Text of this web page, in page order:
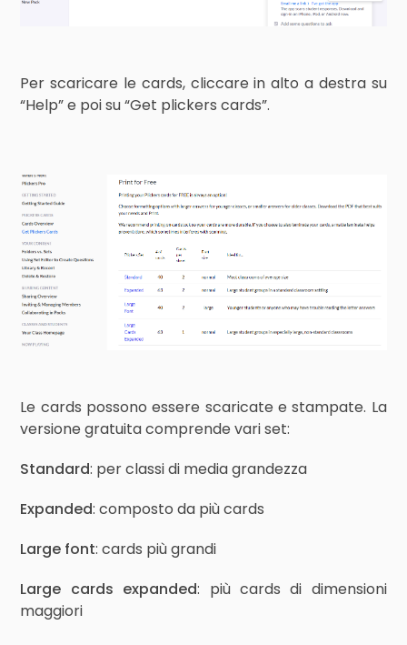
Per scaricare le cards, cliccare in alto a destra su
“Help” e poi su “Get plickers cards”.
Le cards possono essere scaricate e stampate. La
versione gratuita comprende vari set:
Standard: per classi di media grandezza
Expanded: composto da più cards
Large font: cards più grandi
Large cards expanded: più cards di dimensioni
maggiori